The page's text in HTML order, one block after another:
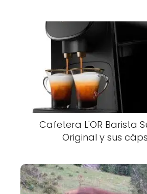
Cafetera L'OR Barista
Original y sus